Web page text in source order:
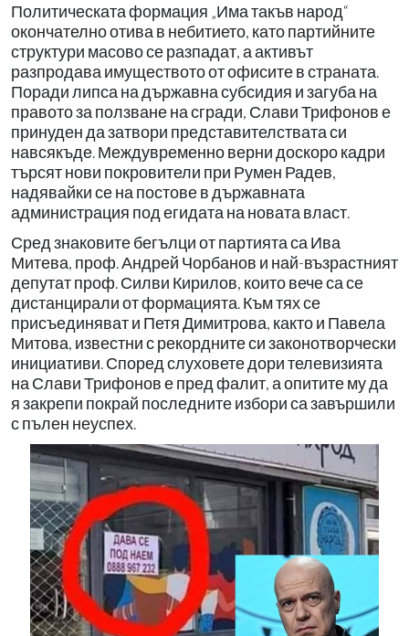
Политическата формация „Има такъв народ“
окончателно отива в небитието, като партийните
структури масово се разпадат, а активът
разпродава имуществото от офисите в страната.
Поради липса на държавна субсидия и загуба на
правото за ползване на сгради, Слави Трифонов е
принуден да затвори представителствата си
навсякъде. Междувременно верни доскоро кадри
търсят нови покровители при Румен Радев,
надявайки се на постове в държавната
администрация под егидата на новата власт.
Сред знаковите бегълци от партията са Ива
Митева, проф. Андрей Чорбанов и най-възрастният
депутат проф. Силви Кирилов, които вече са се
дистанцирали от формацията. Към тях се
присъединяват и Петя Димитрова, както и Павела
Митова, известни с рекордните си законотворчески
инициативи. Според слуховете дори телевизията
на Слави Трифонов е пред фалит, а опитите му да
я закрепи покрай последните избори са завършили
с пълен неуспех.